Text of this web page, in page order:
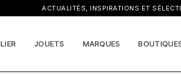
ACTUALITÉS, INSPIRATIONS ET
JOUETS MARQUES